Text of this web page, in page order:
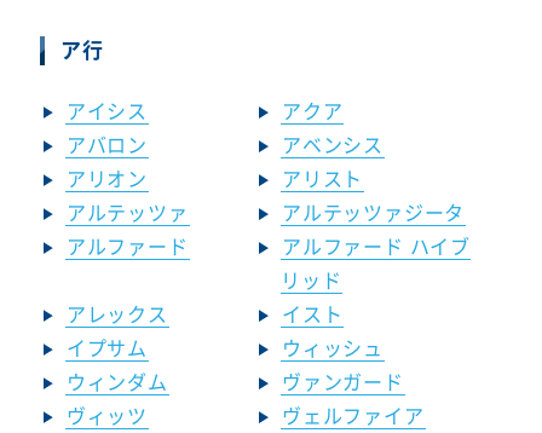
ア行
アイシス
アクア
アバロン
アベンシス
アリオン
アリスト
アルテッツァ
アルテッツァジータ
アルファード
アルファード ハイブ
リッド
アレックス
イスト
イプサム
ウィッシュ
ウィンダム
ヴァンガード
ヴィッツ
ヴェルファイア